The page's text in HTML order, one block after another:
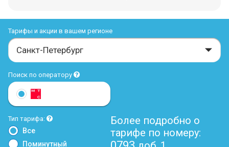
Тарифы и акции в вашем регионе
Санкт-Петербург
Поиск по оператору
Тип тарифа:
Все
Поминутный
Более подробно о
тарифе по номеру: